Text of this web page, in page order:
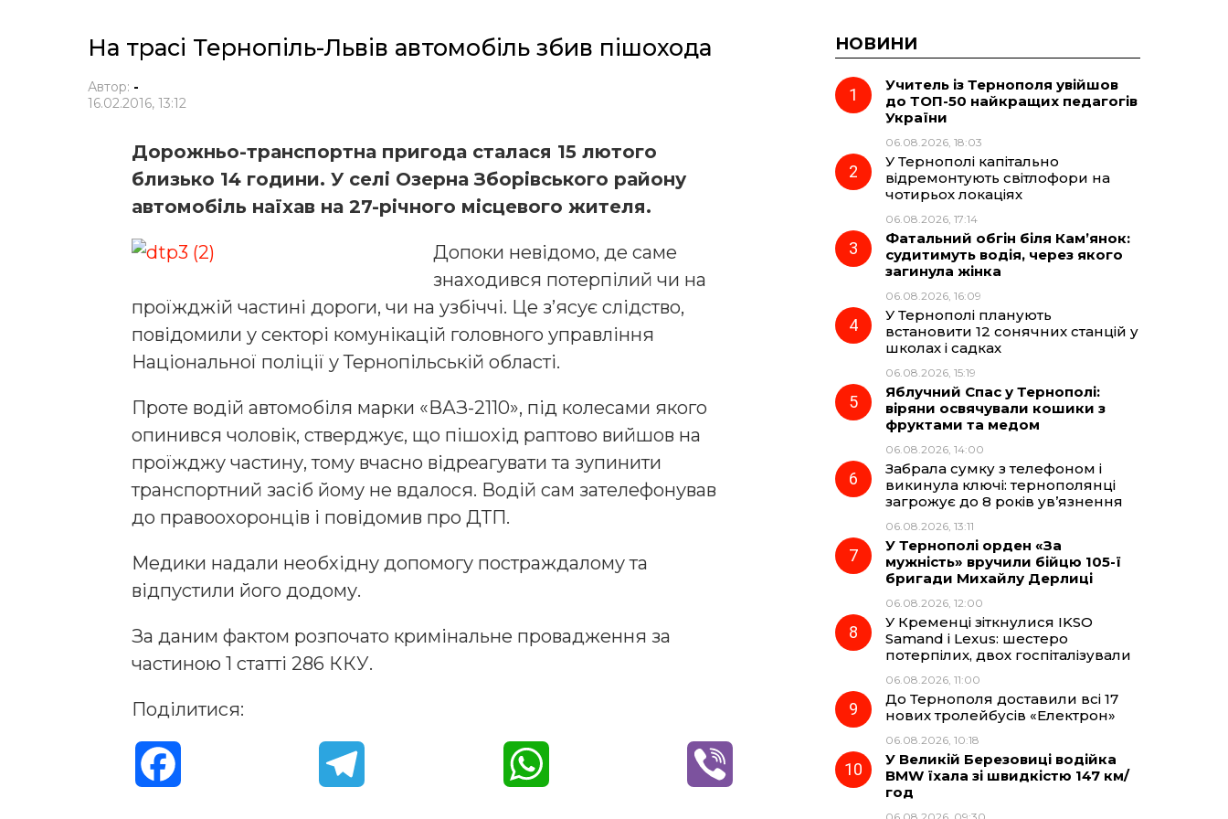
На трасі Тернопіль-Львів автомобіль збив пішохода
Автор: -
16.02.2016, 13:12
Дорожньо-транспортна пригода сталася 15 лютого
близько 14 години. У селі Озерна Зборівського району
автомобіль наїхав на 27-річного місцевого жителя.
Допоки невідомо, де саме
знаходився потерпілий чи на
проїжджій частині дороги, чи на узбіччі. Це з’ясує слідство,
повідомили у секторі комунікацій головного управління
Національної поліції у Тернопільській області.
Проте водій автомобіля марки «ВАЗ-2110», під колесами якого
опинився чоловік, стверджує, що пішохід раптово вийшов на
проїжджу частину, тому вчасно відреагувати та зупинити
транспортний засіб йому не вдалося. Водій сам зателефонував
до правоохоронців і повідомив про ДТП.
Медики надали необхідну допомогу постраждалому та
відпустили його додому.
За даним фактом розпочато кримінальне провадження за
частиною 1 статті 286 ККУ.
Поділитися:
НОВИНИ
Учитель із Тернополя увійшов
до ТОП-50 найкращих педагогів
України
06.08.2026, 18:03
У Тернополі капітально
відремонтують світлофори на
чотирьох локаціях
06.08.2026, 17:14
Фатальний обгін біля Кам’янок:
судитимуть водія, через якого
загинула жінка
06.08.2026, 16:09
У Тернополі планують
встановити 12 сонячних станцій у
школах і садках
06.08.2026, 15:19
Яблучний Спас у Тернополі:
віряни освячували кошики з
фруктами та медом
06.08.2026, 14:00
Забрала сумку з телефоном і
викинула ключі: тернополянці
загрожує до 8 років ув’язнення
06.08.2026, 13:11
У Тернополі орден «За
мужність» вручили бійцю 105-ї
бригади Михайлу Дерлиці
06.08.2026, 12:00
У Кременці зіткнулися IKSO
Samand і Lexus: шестеро
потерпілих, двох госпіталізували
06.08.2026, 11:00
До Тернополя доставили всі 17
нових тролейбусів «Електрон»
06.08.2026, 10:18
У Великій Березовиці водійка
BMW їхала зі швидкістю 147 км/
год